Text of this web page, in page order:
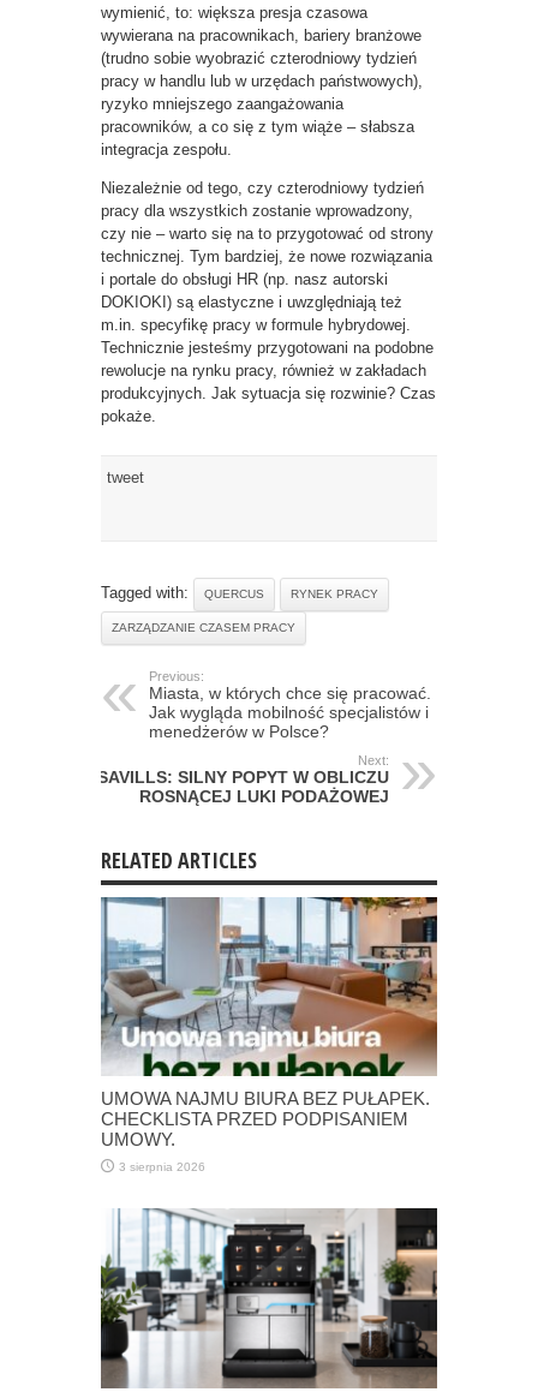
wymienić, to: większa presja czasowa
wywierana na pracownikach, bariery branżowe
(trudno sobie wyobrazić czterodniowy tydzień
pracy w handlu lub w urzędach państwowych),
ryzyko mniejszego zaangażowania
pracowników, a co się z tym wiąże – słabsza
integracja zespołu.
Niezależnie od tego, czy czterodniowy tydzień
pracy dla wszystkich zostanie wprowadzony,
czy nie – warto się na to przygotować od strony
technicznej. Tym bardziej, że nowe rozwiązania
i portale do obsługi HR (np. nasz autorski
DOKIOKI) są elastyczne i uwzględniają też
m.in. specyfikę pracy w formule hybrydowej.
Technicznie jesteśmy przygotowani na podobne
rewolucje na rynku pracy, również w zakładach
produkcyjnych. Jak sytuacja się rozwinie? Czas
pokaże.
tweet
Tagged with: QUERCUS RYNEK PRACY
ZARZĄDZANIE CZASEM PRACY
Previous:
Miasta, w których chce się pracować.
Jak wygląda mobilność specjalistów i
menedżerów w Polsce?
Next:
SAVILLS: SILNY POPYT W OBLICZU
ROSNĄCEJ LUKI PODAŻOWEJ
RELATED ARTICLES
UMOWA NAJMU BIURA BEZ PUŁAPEK.
CHECKLISTA PRZED PODPISANIEM
UMOWY.
3 sierpnia 2026